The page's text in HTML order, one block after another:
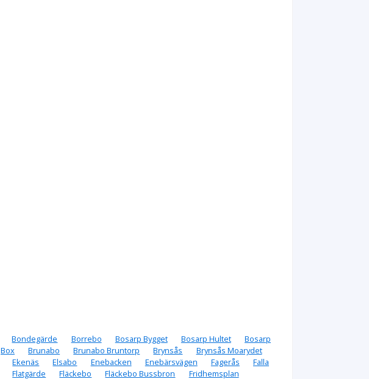
Bondegärde Borrebo Bosarp Bygget Bosarp Hultet
Bosarp
Box Brunabo Brunabo Bruntorp Brynsås
Brynsås Moarydet
Ekenäs Elsabo Enebacken Enebärsvägen Fagerås
Falla
Flatgärde Fläckebo Fläckebo Bussbron Fridhemsplan